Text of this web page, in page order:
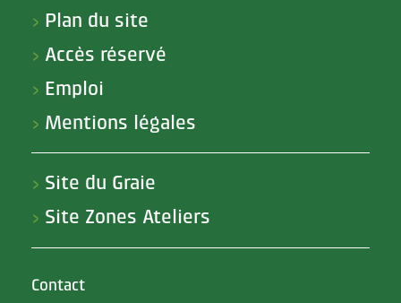
> Plan du site
> Accès réservé
> Emploi
> Mentions légales
> Site du Graie
> Site Zones Ateliers
Contact